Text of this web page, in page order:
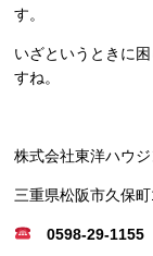
す。
いざというときに
すね。
株式会社東洋ハウ
三重県松阪市久保
0598-29-1155